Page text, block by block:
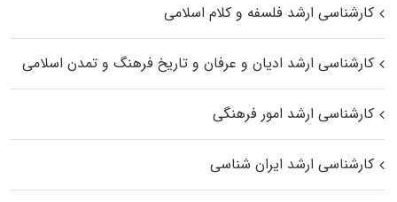
کارشناسی ارشد فلسفه و کلام اسلامی
کارشناسی ارشد ادیان و عرفان و تاریخ فرهنگ و تمدن اسلامی
کارشناسی ارشد امور فرهنگی
کارشناسی ارشد ایران شناسی